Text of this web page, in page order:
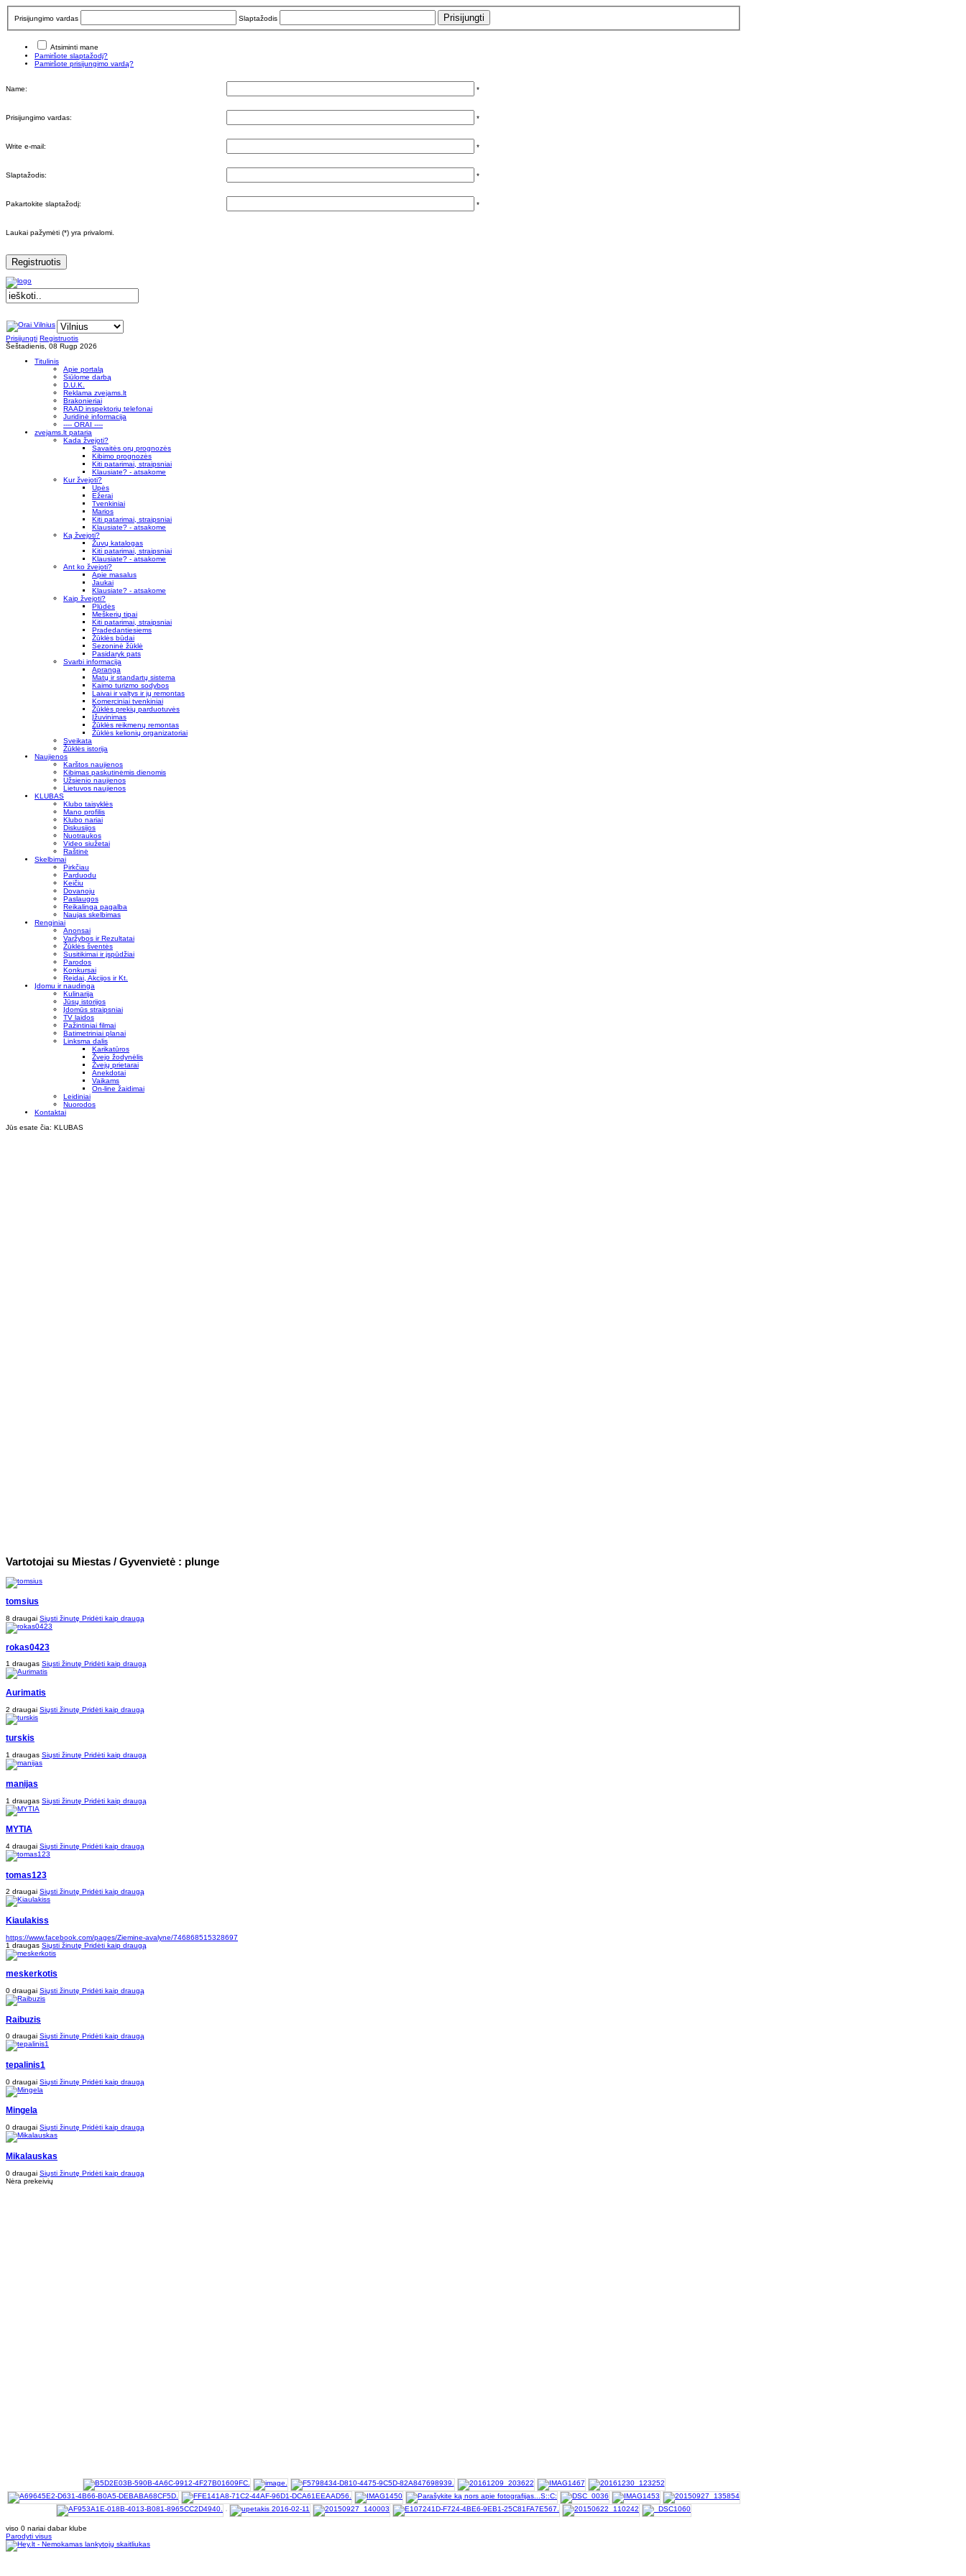
Prisijungimo vardas Slaptažodis
Atsiminti mane
Pamiršote slaptažodį?
Pamiršote prisijungimo vardą?
Name: *
Prisijungimo vardas: *
Write e-mail: *
Slaptažodis: *
Pakartokite slaptažodį: *
Laukai pažymėti (*) yra privalomi.
Registruotis
Prisijungti Registruotis
Šeštadienis, 08 Rugp 2026
Titulinis
Apie portalą
Siūlome darbą
D.U.K.
Reklama zvejams.lt
Brakonieriai
RAAD inspektorių telefonai
Juridinė informacija
---- ORAI ----
zvejams.lt pataria
Kada žvejoti?
Savaitės orų prognozės
Kibimo prognozės
Kiti patarimai, straipsniai
Klausiate? - atsakome
Kur žvejoti?
Upės
Ežerai
Tvenkiniai
Marios
Kiti patarimai, straipsniai
Klausiate? - atsakome
Ką žvejoti?
Žuvų katalogas
Kiti patarimai, straipsniai
Klausiate? - atsakome
Ant ko žvejoti?
Apie masalus
Jaukai
Klausiate? - atsakome
Kaip žvejoti?
Plūdės
Meškerių tipai
Kiti patarimai, straipsniai
Pradedantiesiems
Žūklės būdai
Sezoninė žūklė
Pasidaryk pats
Svarbi informacija
Apranga
Matų ir standartų sistema
Kaimo turizmo sodybos
Laivai ir valtys ir jų remontas
Komerciniai tvenkiniai
Žūklės prekių parduotuvės
Įžuvinimas
Žūklės reikmenų remontas
Žūklės kelionių organizatoriai
Sveikata
Žūklės istorija
Naujienos
Karštos naujienos
Kibimas paskutinėmis dienomis
Užsienio naujienos
Lietuvos naujienos
KLUBAS
Klubo taisyklės
Mano profilis
Klubo nariai
Diskusijos
Nuotraukos
Video siužetai
Raštinė
Skelbimai
Pirkčiau
Parduodu
Keičiu
Dovanoju
Paslaugos
Reikalinga pagalba
Naujas skelbimas
Renginiai
Anonsai
Varžybos ir Rezultatai
Žūklės šventės
Susitikimai ir įspūdžiai
Parodos
Konkursai
Reidai, Akcijos ir Kt.
Įdomu ir naudinga
Kulinarija
Jūsų istorijos
Įdomūs straipsniai
TV laidos
Pažintiniai filmai
Batimetriniai planai
Linksma dalis
Karikatūros
Žvejo žodynėlis
Žvejų prietarai
Anekdotai
Vaikams
On-line žaidimai
Leidiniai
Nuorodos
Kontaktai
Jūs esate čia: KLUBAS
Vartotojai su Miestas / Gyvenvietė : plunge
tomsius
8 draugai Siųsti žinutę Pridėti kaip draugą
rokas0423
1 draugas Siųsti žinutę Pridėti kaip draugą
Aurimatis
2 draugai Siųsti žinutę Pridėti kaip draugą
turskis
1 draugas Siųsti žinutę Pridėti kaip draugą
manijas
1 draugas Siųsti žinutę Pridėti kaip draugą
MYTIA
4 draugai Siųsti žinutę Pridėti kaip draugą
tomas123
2 draugai Siųsti žinutę Pridėti kaip draugą
Kiaulakiss
https://www.facebook.com/pages/Ziemine-avalyne/746868515328697
1 draugas Siųsti žinutę Pridėti kaip draugą
meskerkotis
0 draugai Siųsti žinutę Pridėti kaip draugą
Raibuzis
0 draugai Siųsti žinutę Pridėti kaip draugą
tepalinis1
0 draugai Siųsti žinutę Pridėti kaip draugą
Mingela
0 draugai Siųsti žinutę Pridėti kaip draugą
Mikalauskas
0 draugai Siųsti žinutę Pridėti kaip draugą
Nėra prekeivių
viso 0 nariai dabar klube
Parodyti visus